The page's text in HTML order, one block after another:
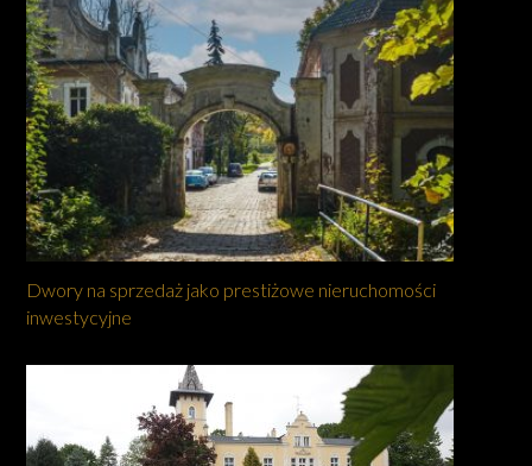
Dwory na sprzedaż jako prestiżowe nieruchomości
inwestycyjne